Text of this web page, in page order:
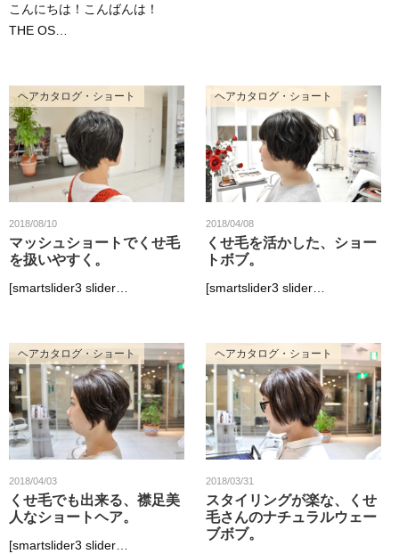
こんにちは！こんばんは！
THE OS…
ヘアカタログ・ショート
2018/08/10
マッシュショートでくせ毛
を扱いやすく。
[smartslider3 slider…
ヘアカタログ・ショート
2018/04/08
くせ毛を活かした、ショー
トボブ。
[smartslider3 slider…
ヘアカタログ・ショート
2018/04/03
くせ毛でも出来る、襟足美
人なショートヘア。
[smartslider3 slider…
ヘアカタログ・ショート
2018/03/31
スタイリングが楽な、くせ
毛さんのナチュラルウェー
ブボブ。